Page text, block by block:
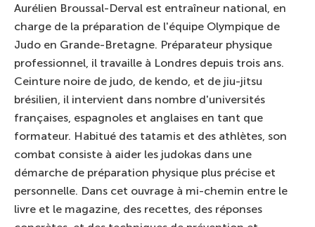
Aurélien Broussal-Derval est entraîneur national, en
charge de la préparation de l'équipe Olympique de
Judo en Grande-Bretagne. Préparateur physique
professionnel, il travaille à Londres depuis trois ans.
Ceinture noire de judo, de kendo, et de jiu-jitsu
brésilien, il intervient dans nombre d'universités
françaises, espagnoles et anglaises en tant que
formateur. Habitué des tatamis et des athlètes, son
combat consiste à aider les judokas dans une
démarche de préparation physique plus précise et
personnelle. Dans cet ouvrage à mi-chemin entre le
livre et le magazine, des recettes, des réponses